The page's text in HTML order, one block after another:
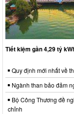
Tiết kiệm gần 4,29 tỷ
Quy định mới nhất về
Ngành than bảo đảm
Bộ Công Thương đề
chỉnh